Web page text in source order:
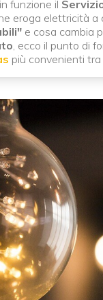
funzione il
eroga elettricità a
e cosa cambia
, ecco il punto di
più convenienti